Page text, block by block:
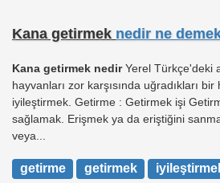
Kana getirmek nedir ne
Kana getirmek nedirYerel Türkçe'deki
hayvanları zor karşısında uğradıkları
iyileştirmek. Getirme : Getirmek işi
sağlamak. Erişmek ya da eriştiğini
veya...
getirme getirmek